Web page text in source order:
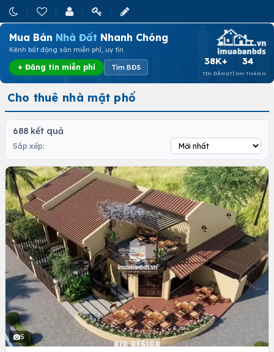
Mua Bán Nhà Đất Nhanh Chóng
Kênh bất động sản miễn phí, uy tín
+ Đăng tin miễn phí Tìm BĐS
38K+
TIN ĐĂNG
34
TỈNH THÀNH
Cho thuê nhà mặt phố
688 kết quả
Sắp xếp:
5